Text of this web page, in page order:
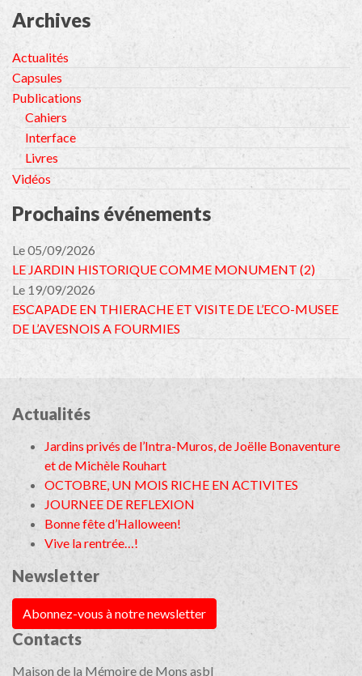
Archives
Actualités
Capsules
Publications
Cahiers
Interface
Livres
Vidéos
Prochains événements
Le 05/09/2026
LE JARDIN HISTORIQUE COMME MONUMENT (2)
Le 19/09/2026
ESCAPADE EN THIERACHE ET VISITE DE L’ECO-MUSEE
DE L’AVESNOIS A FOURMIES
Actualités
Jardins privés de l’Intra-Muros, de Joëlle Bonaventure
et de Michèle Rouhart
OCTOBRE, UN MOIS RICHE EN ACTIVITES
JOURNEE DE REFLEXION
Bonne fête d’Halloween!
Vive la rentrée…!
Newsletter
Abonnez-vous à notre newsletter
Contacts
Maison de la Mémoire de Mons asbl